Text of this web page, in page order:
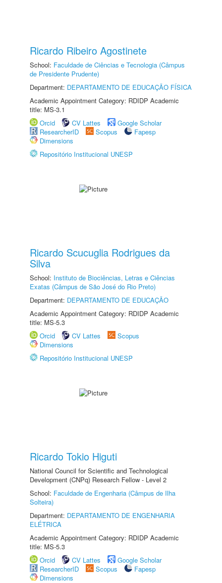
Ricardo Ribeiro Agostinete
School: Faculdade de Ciências e Tecnologia (Câmpus
de Presidente Prudente)
Department: DEPARTAMENTO DE EDUCAÇÃO FÍSICA
Academic Appointment Category: RDIDP Academic
title: MS-3.1
Orcid
CV Lattes
Google Scholar
ResearcherID
Scopus
Fapesp
Dimensions
Repositório Institucional UNESP
Ricardo Scucuglia Rodrigues da
Silva
School: Instituto de Biociências, Letras e Ciências
Exatas (Câmpus de São José do Rio Preto)
Department: DEPARTAMENTO DE EDUCAÇÃO
Academic Appointment Category: RDIDP Academic
title: MS-5.3
Orcid
CV Lattes
Scopus
Dimensions
Repositório Institucional UNESP
Ricardo Tokio Higuti
National Council for Scientific and Technological
Development (CNPq) Research Fellow - Level 2
School: Faculdade de Engenharia (Câmpus de Ilha
Solteira)
Department: DEPARTAMENTO DE ENGENHARIA
ELÉTRICA
Academic Appointment Category: RDIDP Academic
title: MS-5.3
Orcid
CV Lattes
Google Scholar
ResearcherID
Scopus
Fapesp
Dimensions